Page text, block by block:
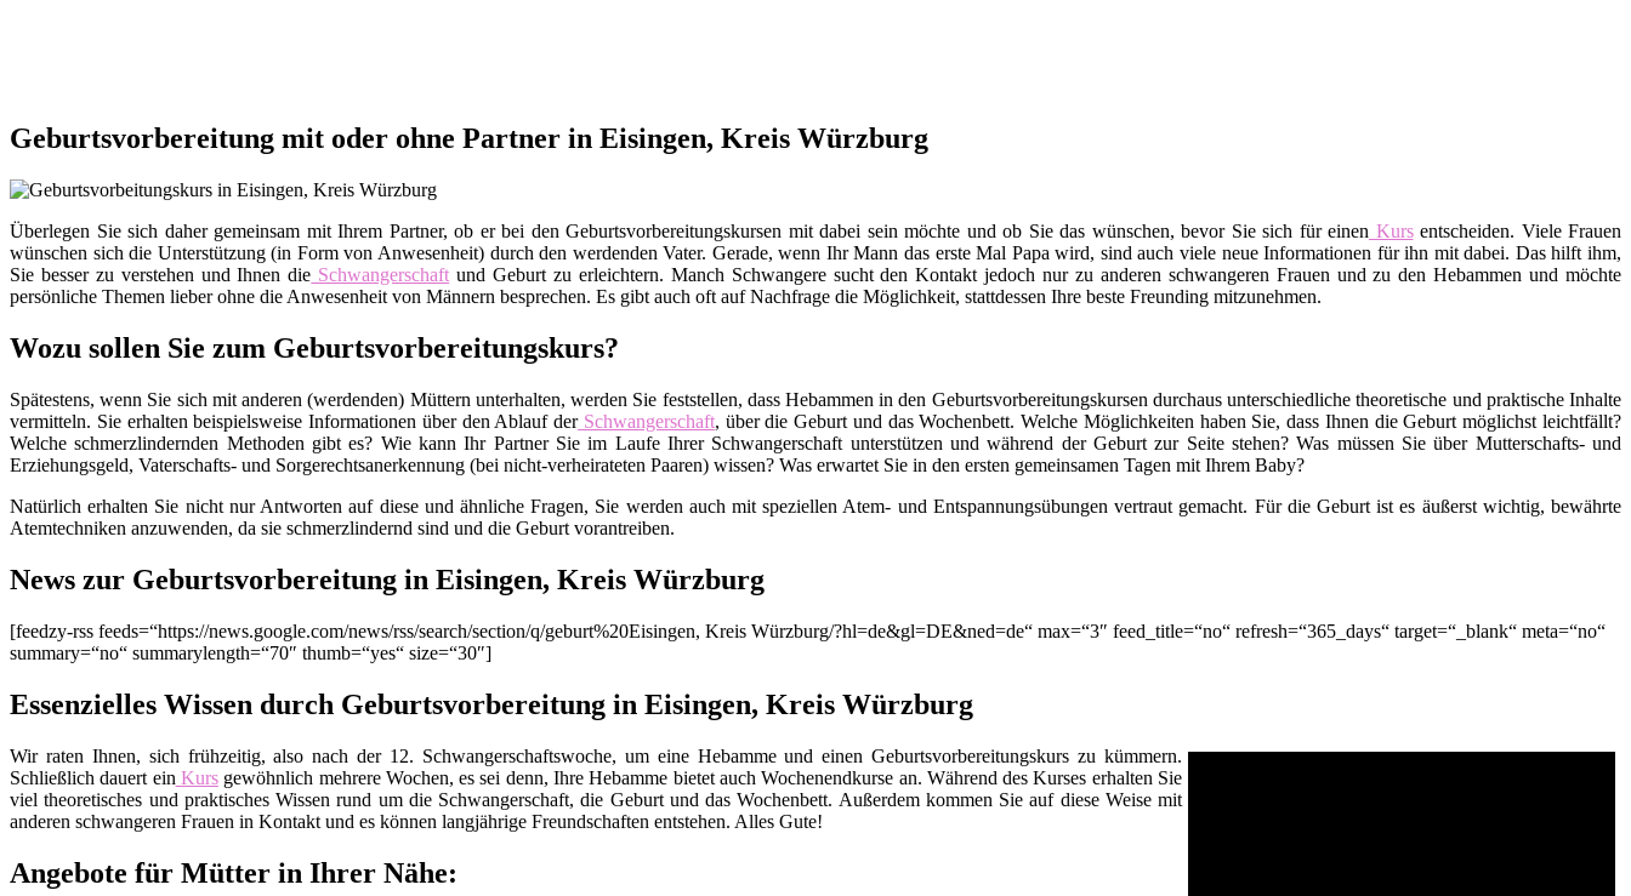
Geburtsvorbereitung mit oder ohne Partner in Eisingen, Kreis Würzburg
Überlegen Sie sich daher gemeinsam mit Ihrem Partner, ob er bei den Geburtsvorbereitungskursen mit dabei sein möchte und ob Sie das wünschen, bevor Sie sich für einen Kursentscheiden. Viele Frauen
wünschen sich die Unterstützung (in Form von Anwesenheit) durch den werdenden Vater. Gerade, wenn Ihr Mann das erste Mal Papa wird, sind auch viele neue Informationen für ihn mit dabei. Das hilft ihm,
Sie besser zu verstehen und Ihnen die Schwangerschaft und Geburt zu erleichtern. Manch Schwangere sucht den Kontakt jedoch nur zu anderen schwangeren Frauen und zu den Hebammen und möchte
persönliche Themen lieber ohne die Anwesenheit von Männern besprechen. Es gibt auch oft auf Nachfrage die Möglichkeit, stattdessen Ihre beste Freunding mitzunehmen.
Wozu sollen Sie zum Geburtsvorbereitungskurs?
Spätestens, wenn Sie sich mit anderen (werdenden) Müttern unterhalten, werden Sie feststellen, dass Hebammen in den Geburtsvorbereitungskursen durchaus unterschiedliche theoretische und praktische Inhalte
vermitteln. Sie erhalten beispielsweise Informationen über den Ablauf derSchwangerschaft, über die Geburt und das Wochenbett. Welche Möglichkeiten haben Sie, dass Ihnen die Geburt möglichst leichtfällt?
Welche schmerzlindernden Methoden gibt es? Wie kann Ihr Partner Sie im Laufe Ihrer Schwangerschaft unterstützen und während der Geburt zur Seite stehen? Was müssen Sie über Mutterschafts- und
Erziehungsgeld, Vaterschafts- und Sorgerechtsanerkennung (bei nicht-verheirateten Paaren) wissen? Was erwartet Sie in den ersten gemeinsamen Tagen mit Ihrem Baby?
Natürlich erhalten Sie nicht nur Antworten auf diese und ähnliche Fragen, Sie werden auch mit speziellen Atem- und Entspannungsübungen vertraut gemacht. Für die Geburt ist es äußerst wichtig, bewährte
Atemtechniken anzuwenden, da sie schmerzlindernd sind und die Geburt vorantreiben.
News zur Geburtsvorbereitung in Eisingen, Kreis Würzburg
[feedzy-rss feeds=“https://news.google.com/news/rss/search/section/q/geburt%20Eisingen, Kreis Würzburg/?hl=de&gl=DE&ned=de“ max=“3″ feed_title=“no“ refresh=“365_days“ target=“_blank“ meta=“no“
summary=“no“ summarylength=“70″ thumb=“yes“ size=“30″]
Essenzielles Wissen durch Geburtsvorbereitung in Eisingen, Kreis Würzburg
Wir raten Ihnen, sich frühzeitig, also nach der 12. Schwangerschaftswoche, um eine Hebamme und einen Geburtsvorbereitungskurs zu kümmern.
Schließlich dauert ein Kursgewöhnlich mehrere Wochen, es sei denn, Ihre Hebamme bietet auch Wochenendkurse an. Während des Kurses erhalten Sie
viel theoretisches und praktisches Wissen rund um die Schwangerschaft, die Geburt und das Wochenbett. Außerdem kommen Sie auf diese Weise mit
anderen schwangeren Frauen in Kontakt und es können langjährige Freundschaften entstehen. Alles Gute!
Angebote für Mütter in Ihrer Nähe: